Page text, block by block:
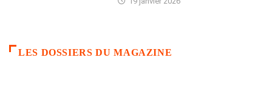
LES DOSSIERS DU MAGAZINE